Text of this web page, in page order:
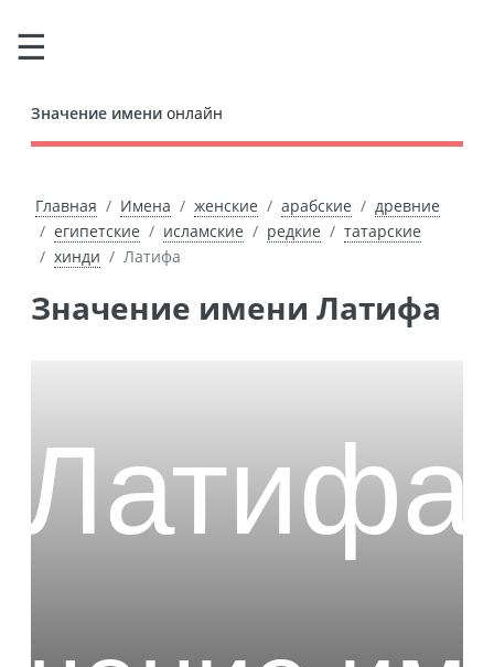
Значение имени онлайн
Главная Имена женские арабские
древние
египетские
исламские редкие
татарские
хинди
Латифа
Значение имени Латифа